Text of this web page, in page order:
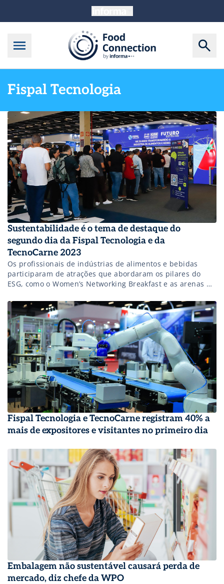
Fispal Tecnologia
Sustentabilidade é o tema de destaque do
segundo dia da Fispal Tecnologia e da
TecnoCarne 2023
Os profissionais de indústrias de alimentos e bebidas
participaram de atrações que abordaram os pilares do
ESG, como o Women’s Networking Breakfast e as arenas de
Fispal Tecnologia e TecnoCarne registram 40% a
mais de expositores e visitantes no primeiro dia
Embalagem não sustentável causará perda de
mercado, diz chefe da WPO